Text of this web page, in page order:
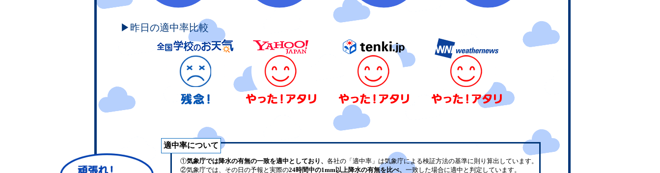
▶昨日の適中率比較
適中率について
①気象庁では降水の有無の一致を適中としており、 各社の「適中率」は気象庁による検証方法の基準に則り算出しています。
②気象庁では、その日の予報と実際の24時間中の1mm以上降水の有無を比べ、 一致した場合に適中と判定しています。